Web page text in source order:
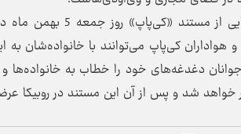
تهیه‌کننده این فیلم مستند
کی‌پاپ می‌توانند با خانواده‌شان به
دغدغه‌های خود را خطاب به
خواهد شد و پس از آن این مستند در روبیکا